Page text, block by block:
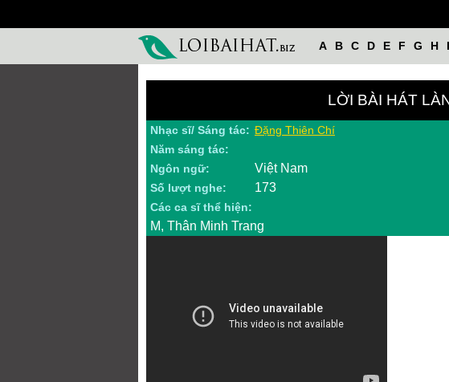
A B C D E F G H I
LỜI BÀI HÁT
Nhạc sĩ/ Sáng tác: Đặng Thiên Chí
Năm sáng tác:
Ngôn ngữ:
Việt Nam
Số lượt nghe: 173
Các ca sĩ thể hiện:
M, Thân Minh Trang